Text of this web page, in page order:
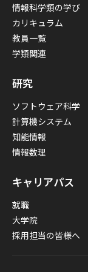
情報科学類の学び
カリキュラム
教員一覧
学類関連
研究
ソフトウェア科学
計算機システム
知能情報
情報数理
キャリアパス
就職
大学院
採用担当の皆様へ